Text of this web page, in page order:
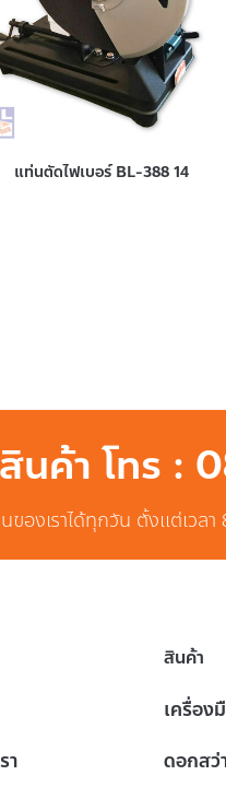
แท่นตัดไฟเบอร์ BL-388 14
ค้า โทร :
ของเราได้ทุกวัน ตั้งแต่เว
า
สินค้า
เครื่อง
ดอกสว่